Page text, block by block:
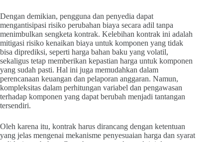
Dengan demikian, pengguna dan penyedia dapat
mengantisipasi risiko perubahan biaya secara adil tanpa
menimbulkan sengketa kontrak. Kelebihan kontrak ini adalah
mitigasi risiko kenaikan biaya untuk komponen yang tidak
bisa diprediksi, seperti harga bahan baku yang volatil,
sekaligus tetap memberikan kepastian harga untuk komponen
yang sudah pasti. Hal ini juga memudahkan dalam
perencanaan keuangan dan pelaporan anggaran. Namun,
kompleksitas dalam perhitungan variabel dan pengawasan
terhadap komponen yang dapat berubah menjadi tantangan
tersendiri.
Oleh karena itu, kontrak harus dirancang dengan ketentuan
yang jelas mengenai mekanisme penyesuaian harga dan syarat